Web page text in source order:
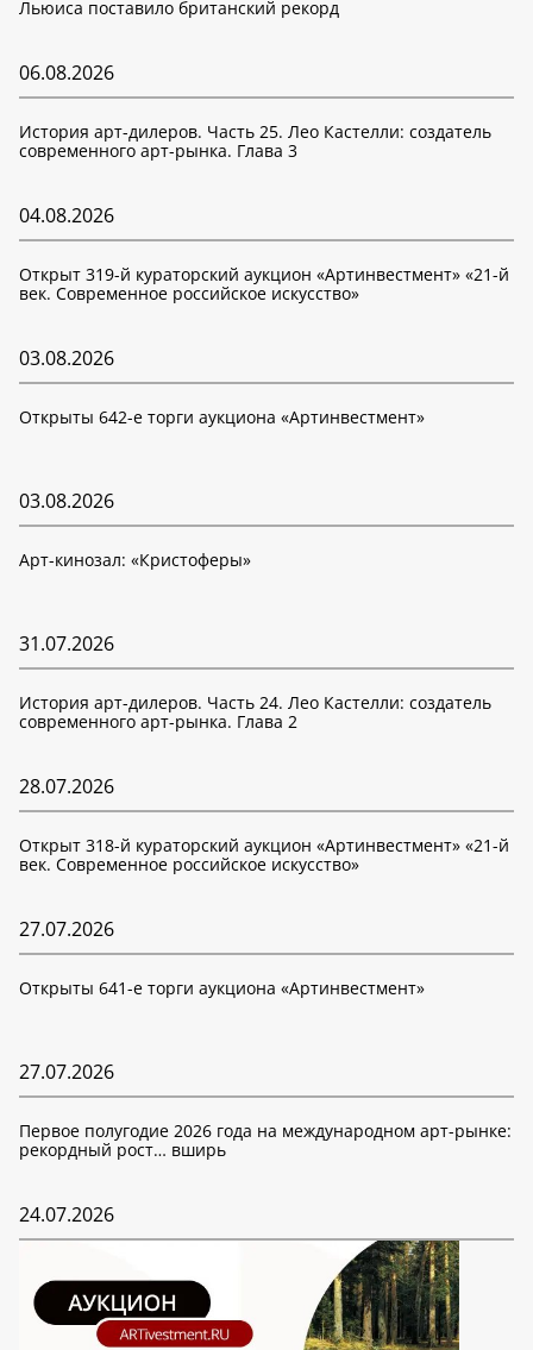
Льюиса поставило британский рекорд
06.08.2026
История арт-дилеров. Часть 25. Лео Кастелли: создатель
современного арт-рынка. Глава 3
04.08.2026
Открыт 319-й кураторский аукцион «Артинвестмент» «21-й
век. Современное российское искусство»
03.08.2026
Открыты 642-е торги аукциона «Артинвестмент»
03.08.2026
Арт-кинозал: «Кристоферы»
31.07.2026
История арт-дилеров. Часть 24. Лео Кастелли: создатель
современного арт-рынка. Глава 2
28.07.2026
Открыт 318-й кураторский аукцион «Артинвестмент» «21-й
век. Современное российское искусство»
27.07.2026
Открыты 641-е торги аукциона «Артинвестмент»
27.07.2026
Первое полугодие 2026 года на международном арт-рынке:
рекордный рост… вширь
24.07.2026